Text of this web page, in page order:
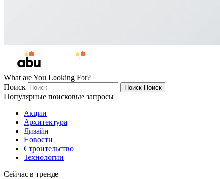
What are You Looking For?
Поиск
Поиск Поиск
Популярные поисковые запросы
Акции
Архитектура
Дизайн
Новости
Строительство
Технологии
Сейчас в тренде